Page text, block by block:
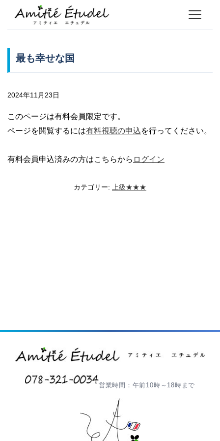
最も幸せな国
2024年11月23日
このページは有料会員限定です。
ページを閲覧するには有料視聴の申込を行ってください。
有料会員申込済みの方はこちらから ログイン
カテゴリー: 上級★★★
営業時間：午前10時～18時まで